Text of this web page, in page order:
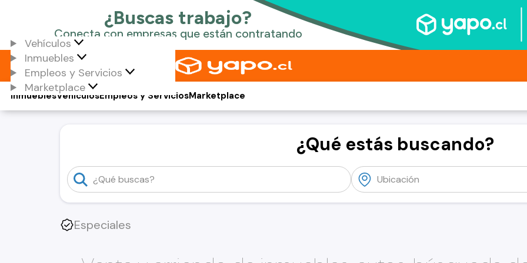
Vehículos
Inmuebles
Empleos y Servicios
Marketplace
Vehículos
Inmuebles Empleos y ServiciosMarketplace
¿Qué estás buscando?
Especiales